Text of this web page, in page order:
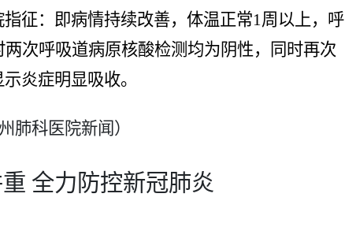
征：即病情持续改善，体温正常1周以上，呼
次呼吸道病原核酸检测均为阴性，同时再次
炎症明显吸收。
肺科医院新闻）
全力防控新冠肺炎